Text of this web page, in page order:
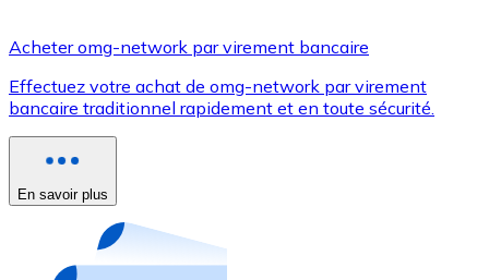
Utilisez les cartes Visa et Mastercard pour acheter
Acheter avec carte
Nouveau
Achetez des cartes-cadeaux de vos marques
Acheter omg-network par virement bancaire
Effectuez votre achat de omg-network par virement
bancaire traditionnel rapidement et en toute sécurité.
En savoir plus